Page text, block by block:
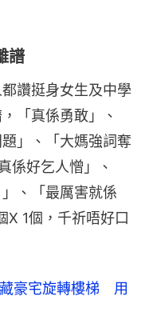
譜
讚挺身女生及中學
「真係勇敢」、
」、「大媽強詞奪
係好乞人憎」、
、「最厲害就係
X 1個，千祈唔好口
豪宅旋轉樓梯 用